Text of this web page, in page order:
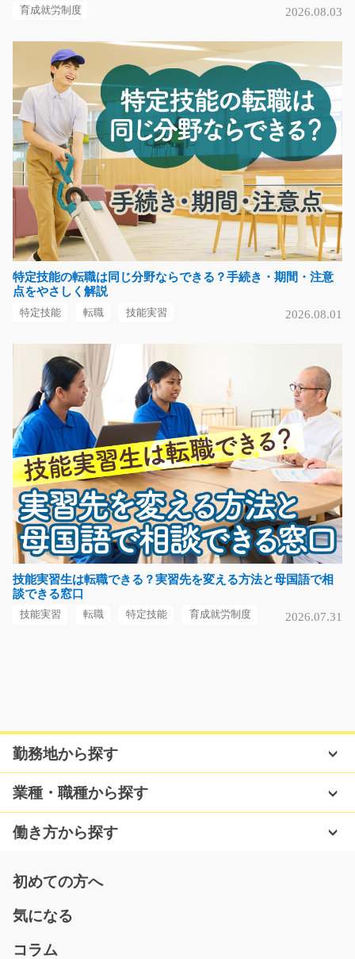
グループホームでの介護のお仕事/g04_00585
急募
ご利用者様とレクリエーションをして仲を深めたり、お
散歩に行ったり！資…
長期（3ヶ月以上）
時給1200円～時給1500円
滋賀県大津市
気になる
簡単なエクセル入力やカタログ校正業務！/i02_00
簡単なお見積りの作成や、商品カタログにまちがいがな
いかチェックをする…
長期（3ヶ月以上）
時給1200円～
兵庫県尼崎市
気になる
製品を液体にどぼん!!かんたん作業/i02_00750
大人気の駅チカ案件です！製品を洗剤につけるだけ！難
しい作業は一切あり…
長期（3ヶ月以上）
時給1100円～
データ入力と書類整理がメインの事務作業/g01_01
566
急募
高時給の一般事務♪主にデータ入力、書類整理、購買先と
の電話応対をしても…
長期（3ヶ月以上）
時給1300円
育成就労制度 2026.08.03
特定技能の転職は同じ分野ならできる？手続き・期間・注意
点をやさしく解説
特定技能 転職 技能実習 2026.08.01
技能実習生は転職できる？実習先を変える方法と母国語で相
談できる窓口
技能実習 転職 特定技能 育成就労制度 2026.07.31
勤務地から探す
業種・職種から探す
働き方から探す
初めての方へ
気になる
コラム